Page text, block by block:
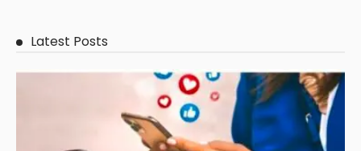
Latest Posts